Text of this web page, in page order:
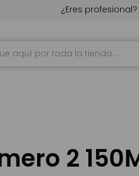
¿Eres profesional?
2